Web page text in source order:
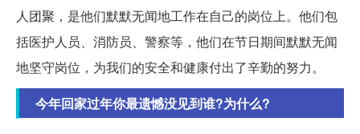
人团聚，是他们默默无闻地工作在自己的岗位上。他们包
括医护人员、消防员、警察等，他们在节日期间默默无闻
地坚守岗位，为我们的安全和健康付出了辛勤的努力。
今年回家过年你最遗憾没见到谁?为什么?